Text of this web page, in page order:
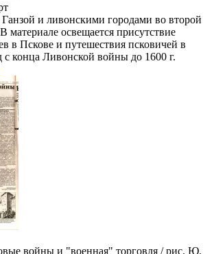
и ливонскими городами во второй
освещается присутствие
в Пскове и путешествия псковичей в
конца Ливонской войны до 1600 г.
войны и "военная" торговля / рис. Ю.